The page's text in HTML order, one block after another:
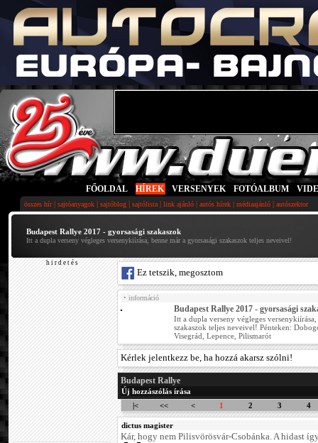
FŐOLDAL HÍREK VERSENYEK FOTÓALBUM
összes hír| sajtóanyagok | sajtóblog | sajtólista | link ajánló | autós hírek | médiaajánló | autószektor
Budapest Rallye 2017 - gyorsasági szakaszok
Itt a dupla verseny végleges versenykiírása, benne már a gyorsasági szakaszok teljes neveivel!
h i r d e t é s
Ez tetszik, megosztom
• információ
Budapest Rallye 2017 - gyorsasági
Itt a dupla verseny végleges
szakaszok teljes neveivel! Pénteken:
Visegrád, Lepence, Pilismarót
Kérlek jelentkezz be, ha hozzá akarsz szólni!
Budapest Rallye
Új hozzászólás írása
|<
<< < 1 2 3 4
dictus magister
Kár, hogy nem Pilisvörösvár-Csobánka. A hidast